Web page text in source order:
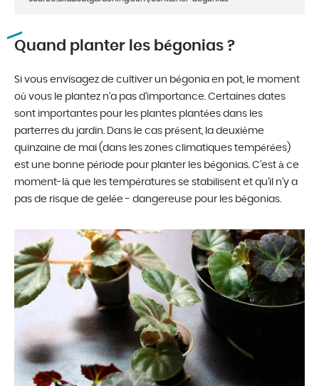
Quand planter les bégonias ?
Si vous envisagez de cultiver un bégonia en pot, le moment
où vous le plantez n’a pas d’importance. Certaines dates
sont importantes pour les plantes plantées dans les
parterres du jardin. Dans le cas présent, la deuxième
quinzaine de mai (dans les zones climatiques tempérées)
est une bonne période pour planter les bégonias. C’est à ce
moment-là que les températures se stabilisent et qu’il n’y a
pas de risque de gelée - dangereuse pour les bégonias.